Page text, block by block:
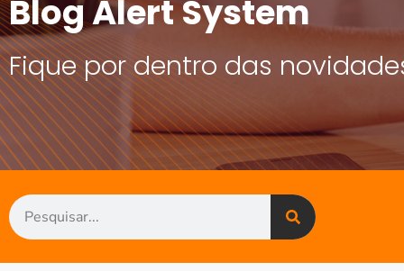
Blog Alert System
Fique por dentro das